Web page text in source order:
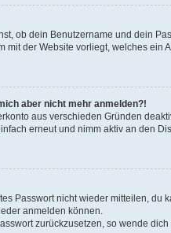
ob dein Benutzername und dein
der Website vorliegt, welches ein
aber nicht mehr anmelden?!
aus verschieden Gründen
erneut und nimm aktiv an den
Passwort nicht wieder mitteilen,
anmelden können.
zurückzusetzen, so wende